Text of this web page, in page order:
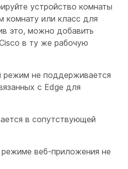
устройство комнаты
комнату или класс для
это, можно добавить
в ту же рабочую
не поддерживается
с Edge для
в сопутствующей
веб-приложения не